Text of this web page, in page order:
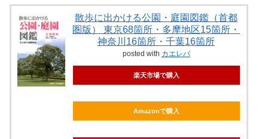
散歩に出かける公園・庭園図鑑（首都
圏版） 東京68箇所・多摩地区15箇所・
神奈川16箇所・千葉16箇所
posted with カエレバ
楽天市場で購入
Amazonで購入